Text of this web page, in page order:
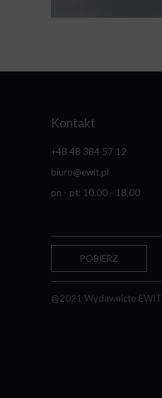
Kontakt
+48 48 384 57 12
biuro@ewit.pl
pn - pt: 10.00 - 18.00
POBIERZ
@2021 Wydawnicto EWIT